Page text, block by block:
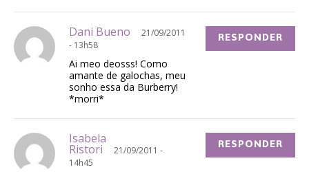
Dani Bueno
21/09/2011
- 13h58
Ai meo deosss! Como
amante de galochas, meu
sonho essa da Burberry!
*morri*
RESPONDER
Isabela
Ristori
21/09/2011 -
14h45
RESPONDER